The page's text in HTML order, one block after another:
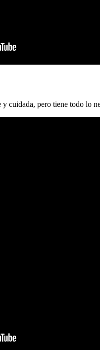
cuidada, pero tiene todo lo